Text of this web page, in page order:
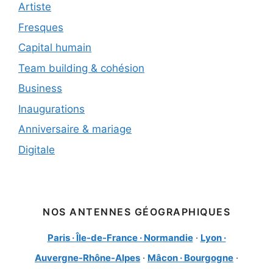
Artiste
Fresques
Capital humain
Team building & cohésion
Business
Inaugurations
Anniversaire & mariage
Digitale
NOS ANTENNES GÉOGRAPHIQUES
Paris · Île-de-France · Normandie· Lyon ·
Auvergne-Rhône-Alpes · Mâcon · Bourgogne ·